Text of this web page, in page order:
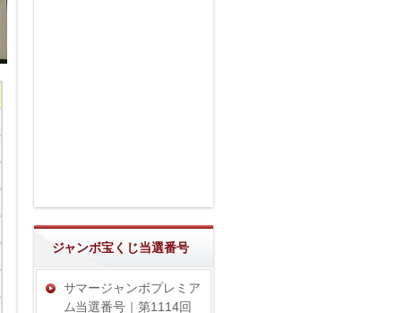
ジャンボ宝くじ当選番号
サマージャンボプレミア
ム当選番号｜第1114回